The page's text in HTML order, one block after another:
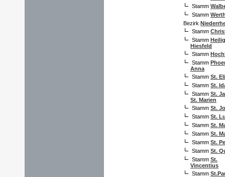
Stamm
Stamm
Bezirk
Stamm
Stamm
Hiesfeld
Stamm
Stamm
Anna
Stamm St.
Stamm St.
Stamm St.
St. Marien
Stamm St.
Stamm St.
Stamm St.
Stamm St.
Stamm St.
Stamm St.
Stamm St.
Vincentius
Stamm